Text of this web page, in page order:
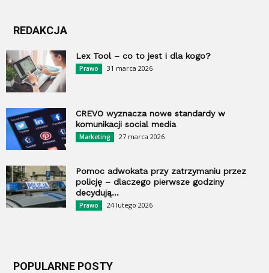
REDAKCJA
Lex Tool – co to jest i dla kogo?
Prawo 31 marca 2026
CREVO wyznacza nowe standardy w
komunikacji social media
Marketing 27 marca 2026
Pomoc adwokata przy zatrzymaniu przez
policję – dlaczego pierwsze godziny
decydują...
Prawo 24 lutego 2026
POPULARNE POSTY